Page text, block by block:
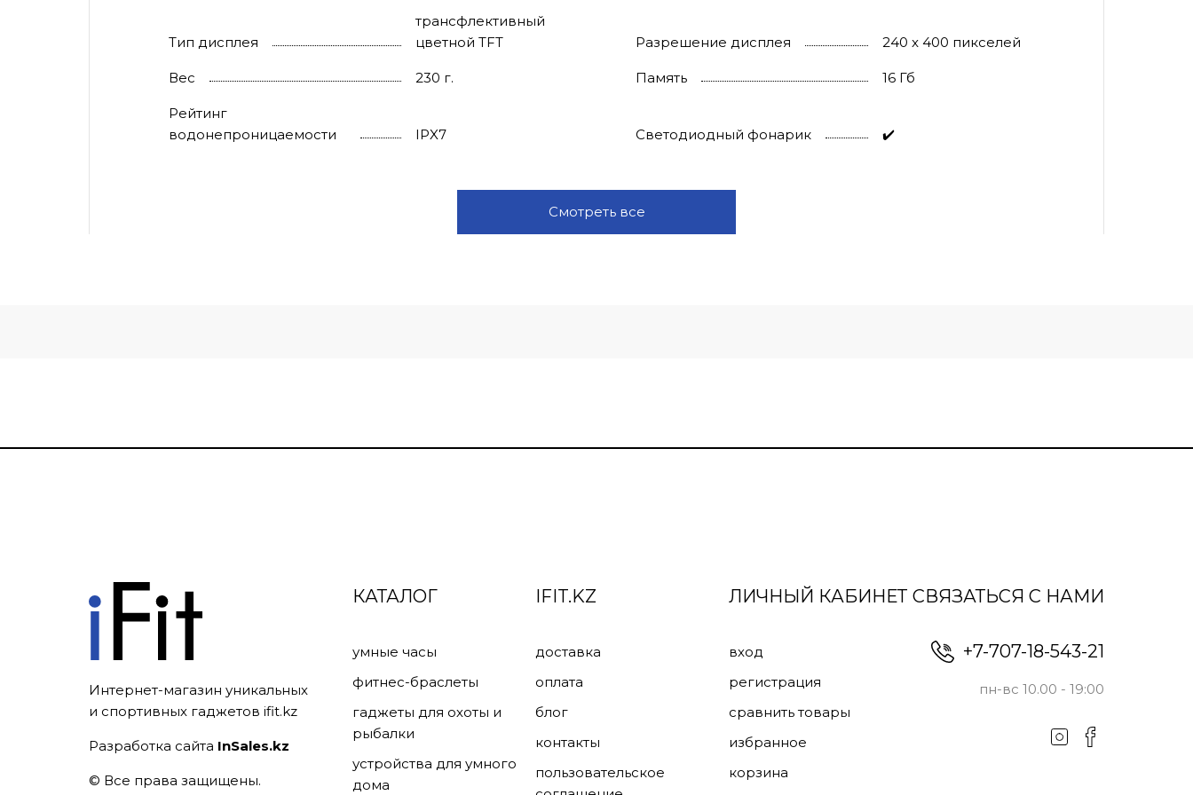
Тип дисплея
трансфлективный
цветной TFT
Разрешение дисплея 240 x 400 пикселей
Вес 230 г. Память 16 Гб
Рейтинг
водонепроницаемости
IPX7 Светодиодный фонарик ✔️
Смотреть все
Интернет-магазин уникальных
и спортивных гаджетов ifit.kz
Разработка сайта InSales.kz
© Все права защищены.
КАТАЛОГ
умные часы
фитнес-браслеты
гаджеты для охоты и
рыбалки
устройства для умного
дома
IFIT.KZ
доставка
оплата
блог
контакты
пользовательское
ЛИЧНЫЙ КАБИНЕТ
вход
регистрация
сравнить товары
избранное
корзина
СВЯЗАТЬСЯ С НАМИ
+7-707-18-543-21
пн-вс 10.00 - 19:00